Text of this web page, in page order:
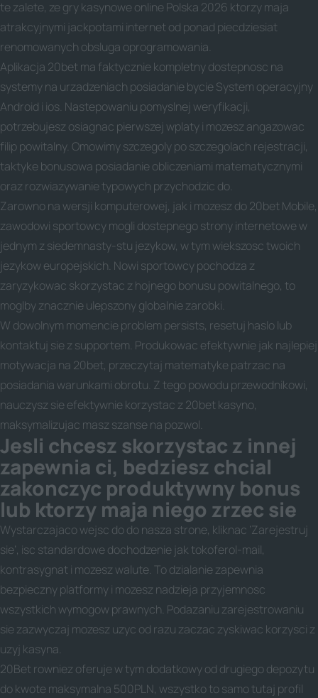
te zalete, ze gry kasynowe online Polska 2026 ktorzy maja
atrakcyjnymi jackpotami internet od ponad piecdziesiat
renomowanych obsluga oprogramowania.
Aplikacja 20bet ma faktycznie kompletny dostepnosc na
systemy na urzadzeniach posiadanie bycie System operacyjny
Android i ios. Nastepowaniu pomyslnej weryfikacji,
potrzebujesz osiagnac pierwszej wplaty i mozesz angazowac
filip powitalny. Omowimy szczegoly po szczegolach rejestracji,
taktyke bonusowa posiadanie obliczeniami matematycznymi
oraz rozwiazywanie typowych przychodzic do.
Zarowno na wersji komputerowej, jak i mozesz do 20bet Mobile,
zawodowi sportowcy mogli dostepnego strony internetowe w
jednym z siedemnasty-stu jezykow, w tym wiekszosc twoich
jezykow europejskich. Nowi sportowcy pochodza z
zaryzykowac skorzystac z hojnego bonusu powitalnego, to
moglby znacznie ulepszony globalnie zarobki.
W dowolnym momencie problem persists, resetuj haslo lub
kontaktuj sie z supportem. Produkowac efektywnie jak najlepiej
motywacja na 20bet, przeczytaj matematyke patrzac na
posiadania warunkami obrotu. Z tego powodu przewodnikowi,
nauczysz sie efektywnie korzystac z 20bet kasyno,
maksymalizujac masz szanse na pozwol.
Jesli chcesz skorzystac z innej
zapewnia ci, bedziesz chcial
zakonczyc produktywny bonus
lub ktorzy maja niego zrzec sie
Wystarczajaco wejsc do do nasza strone, kliknac ‘Zarejestruj
sie’, isc standardowe dochodzenie jak tokoferol-mail,
kontrasygnat i mozesz walute. To dzialanie zapewnia
bezpieczny platformy i mozesz nadzieja przyjemnosc
wszystkich wymogow prawnych. Podazaniu zarejestrowaniu
sie zazwyczaj mozesz uzyc od razu zaczac zyskiwac korzysci z
uzyj kasyna.
20Bet rowniez oferuje w tym dodatkowy od drugiego depozytu
do kwote maksymalna 500PLN, wszystko to samo tutaj profil